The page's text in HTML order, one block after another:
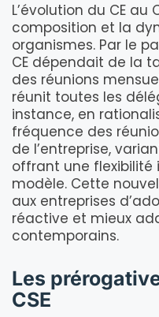
L’évolution du CE au
composition et la
organismes. Par le
CE dépendait de la
des réunions
réunit toutes les
instance, en
fréquence des
de l’entreprise,
offrant une flexibilité
modèle. Cette
aux entreprises
réactive et mieux
contemporains.
Les
CSE